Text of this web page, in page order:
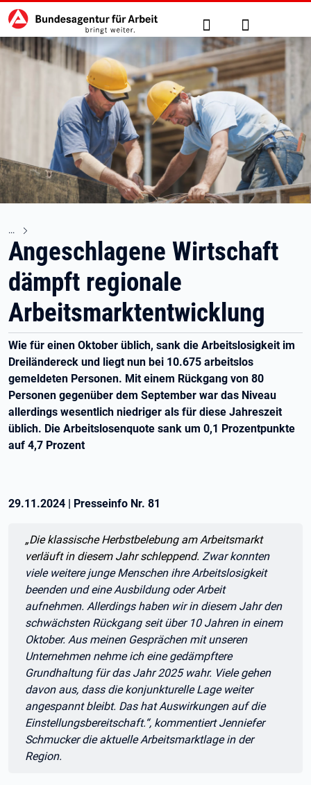
zu den Hauptinhalten springen
Hauptnavigation Suche Anmelden
Angeschlagene Wirtschaft
dämpft regionale
Arbeitsmarktentwicklung
Wie für einen Oktober üblich, sank die Arbeitslosigkeit im
Dreiländereck und liegt nun bei 10.675 arbeitslos
gemeldeten Personen. Mit einem Rückgang von 80
Personen gegenüber dem September war das Niveau
allerdings wesentlich niedriger als für diese Jahreszeit
üblich. Die Arbeitslosenquote sank um 0,1 Prozentpunkte
auf 4,7 Prozent
29.11.2024 | Presseinfo Nr. 81
Zitat:
„Die klassische Herbstbelebung am Arbeitsmarkt
verläuft in diesem Jahr schleppend. Zwar konnten
viele weitere junge Menschen ihre Arbeitslosigkeit
beenden und eine Ausbildung oder Arbeit
aufnehmen. Allerdings haben wir in diesem Jahr den
schwächsten Rückgang seit über 10 Jahren in einem
Oktober. Aus meinen Gesprächen mit unseren
Unternehmen nehme ich eine gedämpftere
Grundhaltung für das Jahr 2025 wahr. Viele gehen
davon aus, dass die konjunkturelle Lage weiter
angespannt bleibt. Das hat Auswirkungen auf die
Einstellungsbereitschaft.“, kommentiert Jenniefer
Schmucker die aktuelle Arbeitsmarktlage in der
Region.